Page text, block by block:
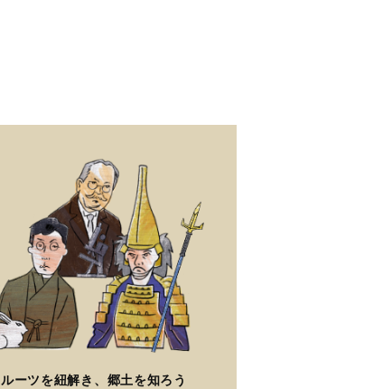
ルーツを紐解き、郷土を知ろう